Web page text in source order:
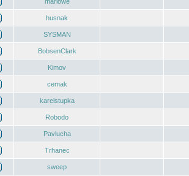
husnak
SYSMAN
BobsenClark
Kimov
cemak
karelstupka
Robodo
Pavlucha
Trhanec
sweep